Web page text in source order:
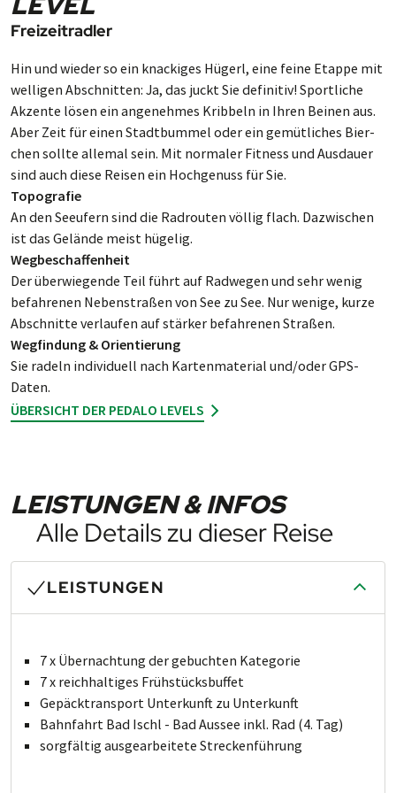
Freizeitradler
Hin und wie­der so ein knack­iges Hüg­erl, eine fei­ne Etap­pe mit
wel­li­gen Ab­schnit­ten: Ja, das juckt Sie defi­ni­tiv! Sport­liche
Ak­zente lö­sen ein an­ge­neh­mes Krib­beln in Ihren Bei­nen aus.
Aber Zeit für einen Stadt­bum­mel oder ein ge­müt­li­ches Bier­
chen sollte alle­mal sein. Mit nor­ma­ler Fit­ness und Aus­dauer
sind auch diese Rei­sen ein Hoch­ge­nuss für Sie.
Topografie
An den See­ufern sind die Rad­rou­ten völ­lig flach. Da­zwi­schen
ist das Ge­län­de meist hüge­lig.
Wegbeschaffenheit
Der über­wie­gende Teil führt auf Rad­wegen und sehr wenig
be­fahr­enen Neben­straßen von See zu See. Nur we­nige, kurze
Ab­schnitte ver­lau­fen auf stär­ker be­fah­renen Straßen.
Wegfindung & Orientierung
Sie rad­eln indi­vi­duell nach Kar­ten­ma­ter­ial und/oder GPS-
Daten.
ÜBERSICHT DER PEDALO LEVELS
LEISTUNGEN & INFOS
Alle Details zu dieser Reise
LEISTUNGEN
7 x Übernachtung der gebuchten Kategorie
7 x reichhaltiges Frühstücksbuffet
Gepäcktransport Un­ter­kunft zu Un­ter­kunft
Bahnfahrt Bad Ischl - Bad Aussee inkl. Rad (4. Tag)
sorgfältig aus­ge­ar­bei­te­te Stre­cken­führung